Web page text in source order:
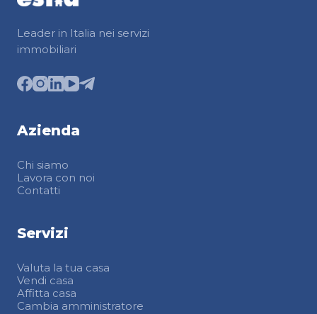
Leader in Italia nei servizi
immobiliari
Azienda
Chi siamo
Lavora con noi
Contatti
Servizi
Valuta la tua casa
Vendi casa
Affitta casa
Cambia amministratore